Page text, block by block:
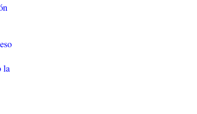
la